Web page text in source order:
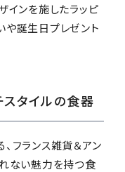
インを施したラッピ
や誕生日プレゼント
スタイルの食器
フランス雑貨＆アン
ない魅力を持つ食